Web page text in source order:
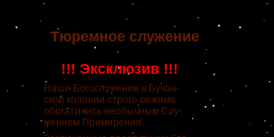
Тюремное служение
!!! Эксклюзив !!!
Наши Богослужения в Бучан-
ской колонии строго режима
обогатились необычным Слу-
жением Примирения.